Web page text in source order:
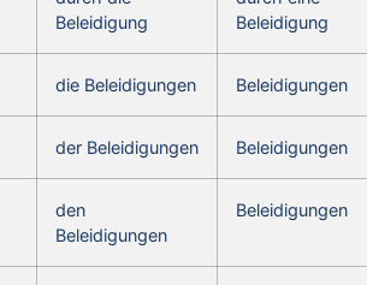
Beleidigung
Beleidigung
die Beleidigungen Beleidigungen
der Beleidigungen Beleidigungen
den
Beleidigungen
Beleidigungen